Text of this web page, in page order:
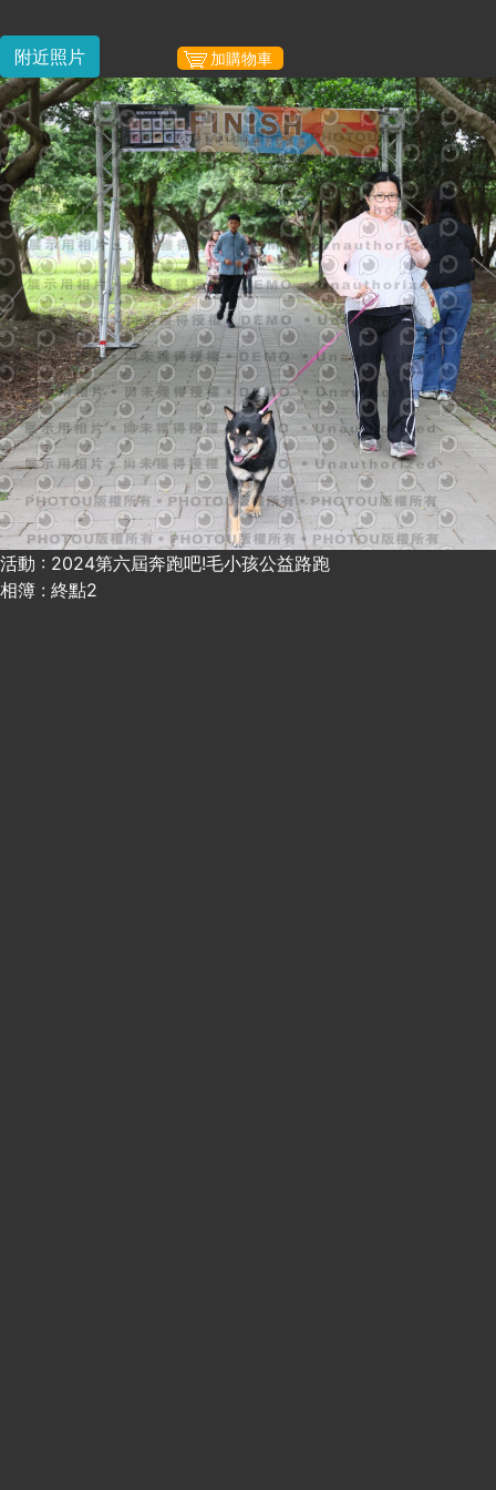
附近照片 加購物車
活動 : 2024第六屆奔跑吧!毛小孩公益路跑
相簿 : 終點2